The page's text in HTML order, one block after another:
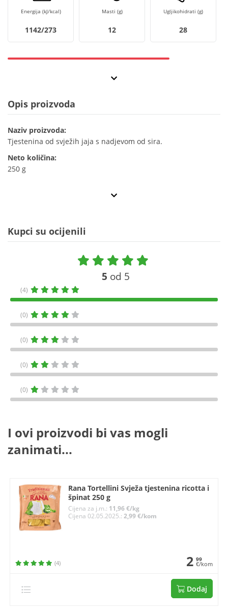
Energija (kJ/kcal)
1142/273
Masti (g)
12
Ugljikohidrati (g)
28
Opis proizvoda
Naziv proizvoda:
Tjestenina od svježih jaja s nadjevom od sira.
Neto količina:
250 g
Kupci su ocijenili
5 od 5
(4)
(0)
(0)
(0)
(0)
I ovi proizvodi bi vas mogli
zanimati...
Rana Tortellini Svježa tjestenina ricotta i
špinat 250 g
Cijena za j.m.: 11,96 €/kg
Cijena 02.05.2025.: 2,99 €/kom
(4) 2 99
€/kom
Dodaj